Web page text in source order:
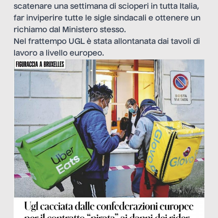
scatenare una settimana di scioperi in tutta Italia,
far inviperire tutte le sigle sindacali e ottenere un
richiamo dal Ministero stesso.
Nel frattempo UGL è stata allontanata dai tavoli di
lavoro a livello europeo.